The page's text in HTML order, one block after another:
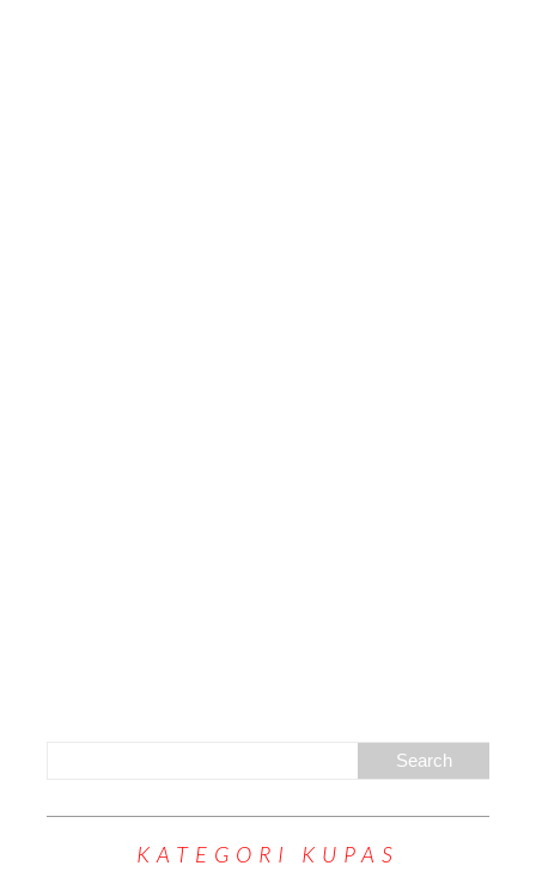
KATEGORI KUPAS